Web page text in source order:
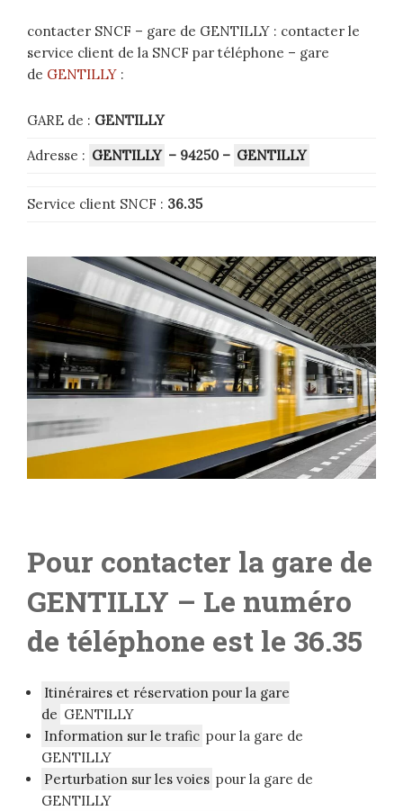
contacter SNCF – gare de GENTILLY : contacter le
service client de la SNCF par téléphone – gare
de GENTILLY :
GARE de : GENTILLY
Adresse : GENTILLY – 94250 – GENTILLY
Service client SNCF : 36.35
Pour contacter la gare de
GENTILLY – Le numéro
de téléphone est le 36.35
Itinéraires et réservation pour la gare
de GENTILLY
Information sur le trafic pour la gare de
GENTILLY
Perturbation sur les voies pour la gare de
GENTILLY